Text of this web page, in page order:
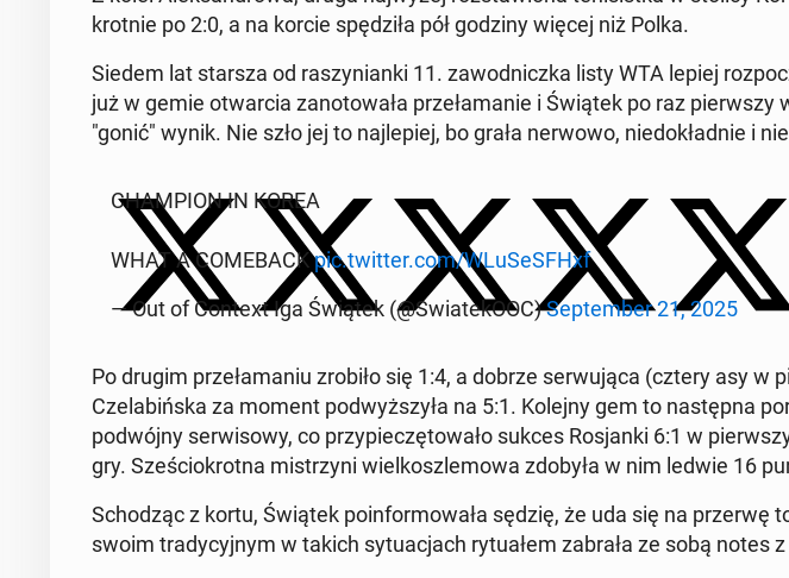
krot­nie po 2:0, a na korcie spę­dzi­ła pół godziny więcej niż Polka.
Siedem lat starsza od ra­szy­nian­ki 11. za­wod­nicz­ka listy WTA lepiej
już w gemie otwar­cia za­no­to­wa­ła prze­ła­ma­nie i Świątek po raz pierw­szy
"gonić" wynik. Nie szło jej to naj­le­piej, bo grała nerwowo, nie­do­kład­nie i
CHAM­PION IN KOREA
WHAT A CO­ME­BACKpic.twitter.com/WLu­SeS­FHxf
— Out of Context Iga Świątek (@Swia­te­kO­OC)Sep­tem­ber 21, 2025
Po drugim prze­ła­ma­niu zrobiło się 1:4, a dobrze ser­wu­ją­ca (cztery asy w
Cze­la­biń­ska za moment pod­wyż­szy­ła na 5:1. Kolejny gem to na­stęp­na
po­dwój­ny ser­wi­so­wy, co przy­pie­czę­to­wa­ło sukces Ro­sjan­ki 6:1 w
gry. Sze­ścio­krot­na mi­strzy­ni wiel­kosz­le­mo­wa zdobyła w nim ledwie 16
Scho­dząc z kortu, Świątek po­in­for­mo­wa­ła sędzię, że uda się na przerwę
swoim tra­dy­cyj­nym w takich sy­tu­acjach ry­tu­ałem zabrała ze sobą notes